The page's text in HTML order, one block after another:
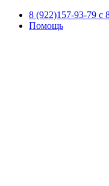
8 (922)157-93-79 c
Помощь